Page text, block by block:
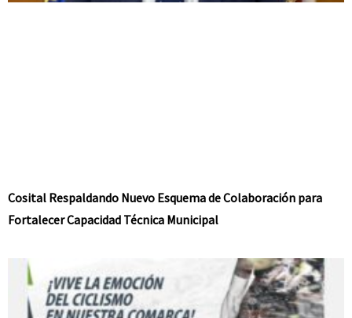
Cosital Respaldando Nuevo Esquema de Colaboración para
Fortalecer Capacidad Técnica Municipal